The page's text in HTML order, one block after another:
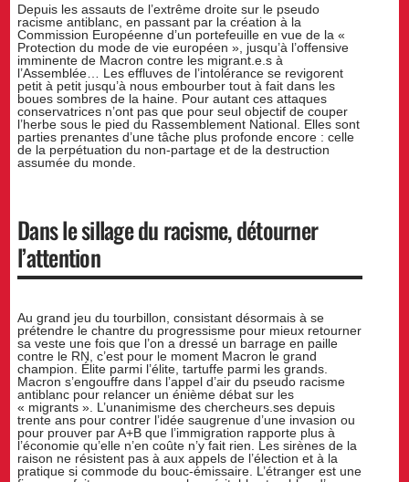
Depuis les assauts de l’extrême droite sur le pseudo
racisme antiblanc, en passant par la création à la
Commission Européenne d’un portefeuille en vue de la «
Protection du mode de vie européen », jusqu’à l’offensive
imminente de Macron contre les migrant.e.s à
l’Assemblée… Les effluves de l’intolérance se revigorent
petit à petit jusqu’à nous embourber tout à fait dans les
boues sombres de la haine. Pour autant ces attaques
conservatrices n’ont pas que pour seul objectif de couper
l’herbe sous le pied du Rassemblement National. Elles sont
parties prenantes d’une tâche plus profonde encore : celle
de la perpétuation du non-partage et de la destruction
assumée du monde.
Dans le sillage du racisme, détourner
l’attention
Au grand jeu du tourbillon, consistant désormais à se
prétendre le chantre du progressisme pour mieux retourner
sa veste une fois que l’on a dressé un barrage en paille
contre le RN, c’est pour le moment Macron le grand
champion. Élite parmi l’élite, tartuffe parmi les grands.
Macron s’engouffre dans l’appel d’air du pseudo racisme
antiblanc pour relancer un énième débat sur les
« migrants ». L’unanimisme des chercheurs.ses depuis
trente ans pour contrer l’idée saugrenue d’une invasion ou
pour prouver par A+B que l’immigration rapporte plus à
l’économie qu’elle n’en coûte n’y fait rien. Les sirènes de la
raison ne résistent pas à aux appels de l’élection et à la
pratique si commode du bouc-émissaire. L’étranger est une